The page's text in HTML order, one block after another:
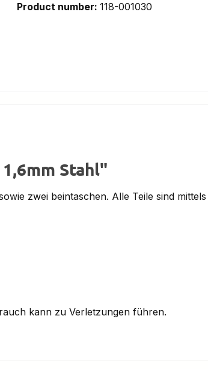
Product number: 118-001030
Stahl"
zwei beintaschen. Alle Teile sind
kann zu Verletzungen führen.